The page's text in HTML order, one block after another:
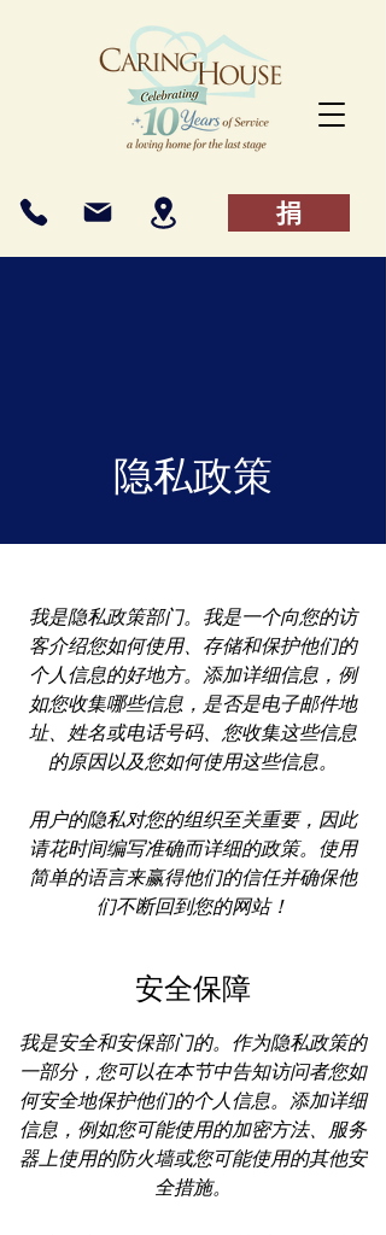
捐
隐私政策
我是隐私政策部门。我是一个向您的访
客介绍您如何使用、存储和保护他们的
个人信息的好地方。添加详细信息，例
如您收集哪些信息，是否是电子邮件地
址、姓名或电话号码、您收集这些信息
的原因以及您如何使用这些信息。
用户的隐私对您的组织至关重要，因此
请花时间编写准确而详细的政策。使用
简单的语言来赢得他们的信任并确保他
们不断回到您的网站！
安全保障
我是安全和安保部门的。作为隐私政策的
一部分，您可以在本节中告知访问者您如
何安全地保护他们的个人信息。添加详细
信息，例如您可能使用的加密方法、服务
器上使用的防火墙或您可能使用的其他安
全措施。